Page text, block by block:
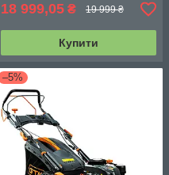
18 999,05 ₴ 19 999 ₴
Купити
–5%